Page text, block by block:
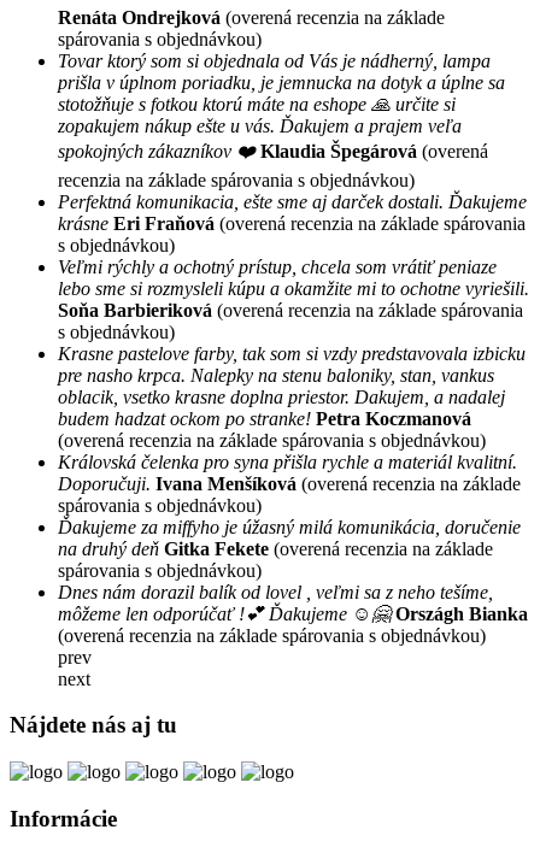
Renáta Ondrejková (overená recenzia na základe
spárovania s objednávkou)
Tovar ktorý som si objednala od Vás je nádherný, lampa
prišla v úplnom poriadku, je jemnucka na dotyk a úplne sa
stotožňuje s fotkou ktorú máte na eshope 🙏 určite si
zopakujem nákup ešte u vás. Ďakujem a prajem veľa
spokojných zákazníkov ❤️ Klaudia Špegárová (overená
recenzia na základe spárovania s objednávkou)
Perfektná komunikacia, ešte sme aj darček dostali. Ďakujeme
krásne Eri Fraňová (overená recenzia na základe spárovania
s objednávkou)
Veľmi rýchly a ochotný prístup, chcela som vrátiť peniaze
lebo sme si rozmysleli kúpu a okamžite mi to ochotne vyriešili.
Soňa Barbieriková (overená recenzia na základe spárovania
s objednávkou)
Krasne pastelove farby, tak som si vzdy predstavovala izbicku
pre nasho krpca. Nalepky na stenu baloniky, stan, vankus
oblacik, vsetko krasne doplna priestor. Dakujem, a nadalej
budem hadzat ockom po stranke! Petra Koczmanová
(overená recenzia na základe spárovania s objednávkou)
Královská čelenka pro syna přišla rychle a materiál kvalitní.
Doporučuji. Ivana Menšíková (overená recenzia na základe
spárovania s objednávkou)
Ďakujeme za miffyho je úžasný milá komunikácia, doručenie
na druhý deň Gitka Fekete (overená recenzia na základe
spárovania s objednávkou)
Dnes nám dorazil balík od lovel , veľmi sa z neho tešíme,
môžeme len odporúčať !💕 Ďakujeme ☺️🤗 Országh Bianka
(overená recenzia na základe spárovania s objednávkou)
prev
next
Nájdete nás aj tu
Informácie